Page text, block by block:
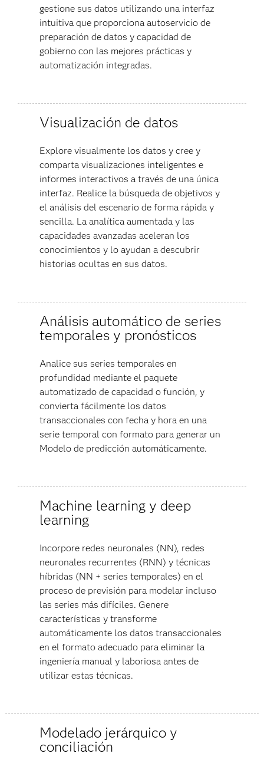
gestione sus datos utilizando una interfaz
intuitiva que proporciona autoservicio de
preparación de datos y capacidad de
gobierno con las mejores prácticas y
automatización integradas.
Visualización de datos
Explore visualmente los datos y cree y
comparta visualizaciones inteligentes e
informes interactivos a través de una única
interfaz. Realice la búsqueda de objetivos y
el análisis del escenario de forma rápida y
sencilla. La analítica aumentada y las
capacidades avanzadas aceleran los
conocimientos y lo ayudan a descubrir
historias ocultas en sus datos.
Análisis automático de series
temporales y pronósticos
Analice sus series temporales en
profundidad mediante el paquete
automatizado de capacidad o función, y
convierta fácilmente los datos
transaccionales con fecha y hora en una
serie temporal con formato para generar un
Modelo de predicción automáticamente.
Machine learning y deep
learning
Incorpore redes neuronales (NN), redes
neuronales recurrentes (RNN) y técnicas
híbridas (NN + series temporales) en el
proceso de previsión para modelar incluso
las series más difíciles. Genere
características y transforme
automáticamente los datos transaccionales
en el formato adecuado para eliminar la
ingeniería manual y laboriosa antes de
utilizar estas técnicas.
Modelado jerárquico y
conciliación